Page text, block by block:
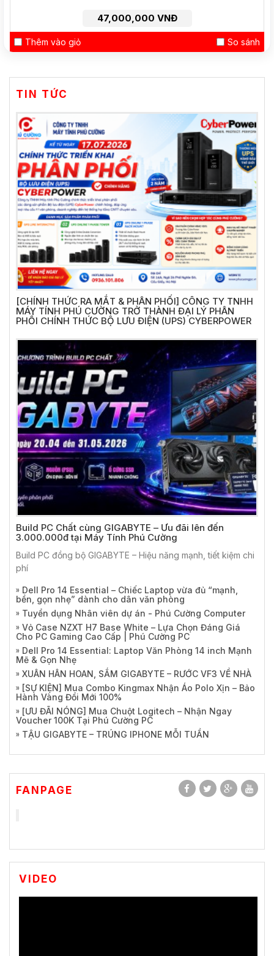
47,000,000 VNĐ
Thêm vào giỏ So sánh
TIN TỨC
[CHÍNH THỨC RA MẮT & PHÂN PHỐI] CÔNG TY TNHH
MÁY TÍNH PHÚ CƯỜNG TRỞ THÀNH ĐẠI LÝ PHÂN
PHỐI CHÍNH THỨC BỘ LƯU ĐIỆN (UPS) CYBERPOWER
Build PC Chất cùng GIGABYTE – Ưu đãi lên đến
3.000.000đ tại Máy Tính Phú Cường
Build PC đồng bộ GIGABYTE – Hiệu năng mạnh, tiết kiệm chi
phí
Dell Pro 14 Essential – Chiếc Laptop vừa đủ “mạnh,
bền, gọn nhẹ” dành cho dân văn phòng
Tuyển dụng Nhân viên dự án - Phú Cường Computer
Vỏ Case NZXT H7 Base White – Lựa Chọn Đáng Giá
Cho PC Gaming Cao Cấp | Phú Cường PC
Dell Pro 14 Essential: Laptop Văn Phòng 14 inch Mạnh
Mẽ & Gọn Nhẹ
XUÂN HÂN HOAN, SẮM GIGABYTE – RƯỚC VF3 VỀ NHÀ
[SỰ KIỆN] Mua Combo Kingmax Nhận Áo Polo Xịn – Bảo
Hành Vàng Đổi Mới 100%
[ƯU ĐÃI NÓNG] Mua Chuột Logitech – Nhận Ngay
Voucher 100K Tại Phú Cường PC
TẬU GIGABYTE – TRÚNG IPHONE MỖI TUẦN
FANPAGE
VIDEO